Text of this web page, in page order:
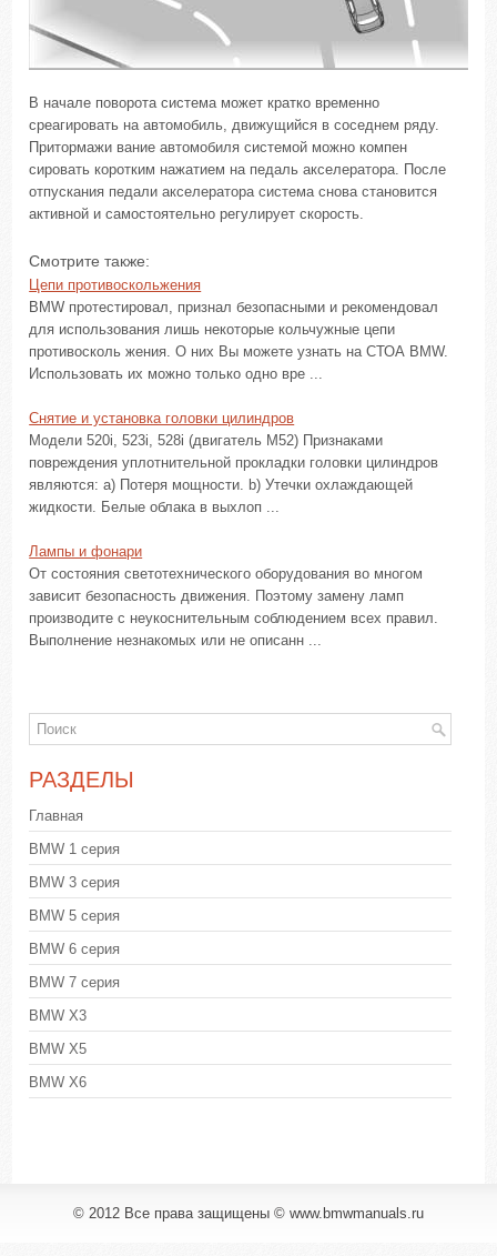
В начале поворота система может кратко временно
среагировать на автомобиль, движущийся в соседнем ряду.
Притормажи вание автомобиля системой можно компен
сировать коротким нажатием на педаль акселератора. После
отпускания педали акселератора система снова становится
активной и самостоятельно регулирует скорость.
Смотрите также:
Цепи противоскольжения
BMW протестировал, признал безопасными и рекомендовал
для использования лишь некоторые кольчужные цепи
противосколь жения. О них Вы можете узнать на СТОА BMW.
Использовать их можно только одно вре ...
Снятие и установка головки цилиндров
Модели 520i, 523i, 528i (двигатель М52) Признаками
повреждения уплотнительной прокладки головки цилиндров
являются: a) Потеря мощности. b) Утечки охлаждающей
жидкости. Белые облака в выхлоп ...
Лампы и фонари
От состояния светотехнического оборудования во многом
зависит безопасность движения. Поэтому замену ламп
производите с неукоснительным соблюдением всех правил.
Выполнение незнакомых или не описанн ...
РАЗДЕЛЫ
Главная
BMW 1 серия
BMW 3 серия
BMW 5 серия
BMW 6 серия
BMW 7 серия
BMW X3
BMW X5
BMW X6
© 2012 Все права защищены © www.bmwmanuals.ru